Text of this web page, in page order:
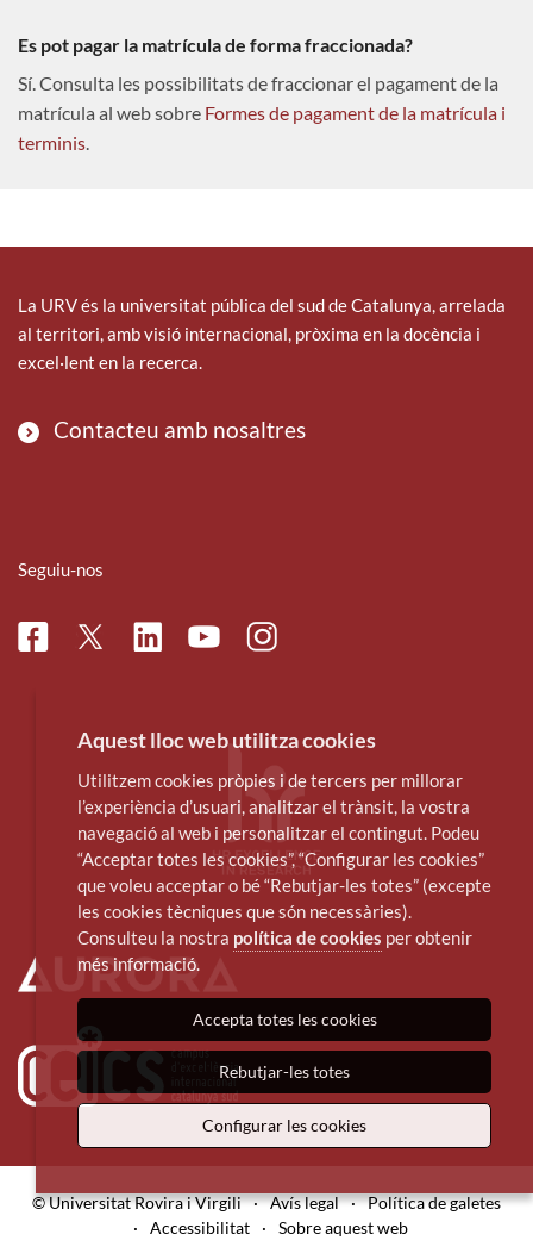
Es pot pagar la matrícula de forma fraccionada?
Sí. Consulta les possibilitats de fraccionar el pagament de la
matrícula al web sobre Formes de pagament de la matrícula i
terminis.
La URV és la universitat pública del sud de Catalunya, arrelada
al territori, amb visió internacional, pròxima en la docència i
excel·lent en la recerca.
Contacteu amb nosaltres
Seguiu-nos
FacebookTwitterLinkedinYoutubeInstagram
© Universitat Rovira i Virgili · Avís legal · Política de galetes
·
Accessibilitat · Sobre aquest web
Aquest lloc web utilitza cookies
Utilitzem cookies pròpies i de tercers per millorar
l’experiència d’usuari, analitzar el trànsit, la vostra
navegació al web i personalitzar el contingut. Podeu
“Acceptar totes les cookies”, “Configurar les cookies”
que voleu acceptar o bé “Rebutjar-les totes” (excepte
les cookies tècniques que són necessàries).
Consulteu la nostra política de cookies per obtenir
més informació.
Accepta totes les cookies
Rebutjar-les totes
Configurar les cookies